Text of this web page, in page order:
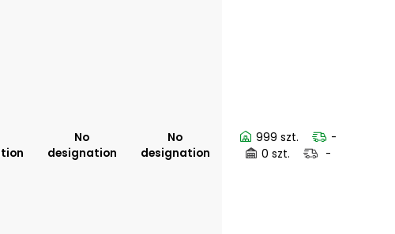
No
designation
No
designation
999 szt.
-
0 szt.
-